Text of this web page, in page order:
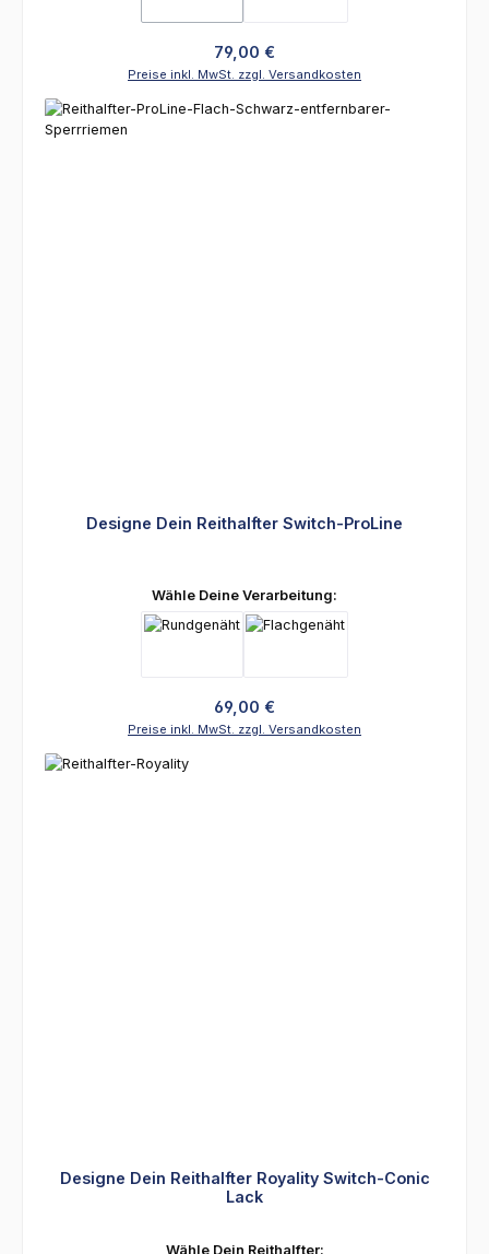
Regulärer Preis:
79,00 €
Preise inkl. MwSt. zzgl. Versandkosten
Designe Dein Reithalfter Switch-ProLine
Wähle Deine Verarbeitung:
Regulärer Preis:
69,00 €
Preise inkl. MwSt. zzgl. Versandkosten
Designe Dein Reithalfter Royality Switch-Conic
Lack
Wähle Dein Reithalfter:auswählen